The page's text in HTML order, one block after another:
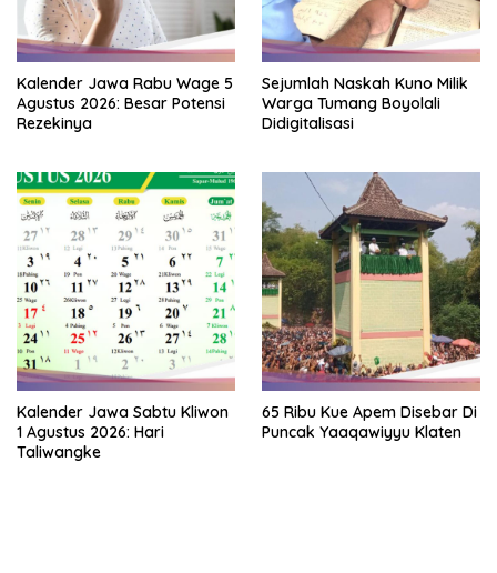
Kalender Jawa Rabu Wage 5
Agustus 2026: Besar Potensi
Rezekinya
Sejumlah Naskah Kuno Milik
Warga Tumang Boyolali
Didigitalisasi
Kalender Jawa Sabtu Kliwon
1 Agustus 2026: Hari
Taliwangke
65 Ribu Kue Apem Disebar Di
Puncak Yaaqawiyyu Klaten